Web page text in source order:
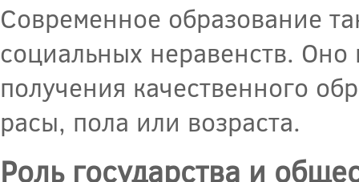
Современное образование
социальных неравенств.
получения качественного
расы, пола или возраста.
Роль государства и